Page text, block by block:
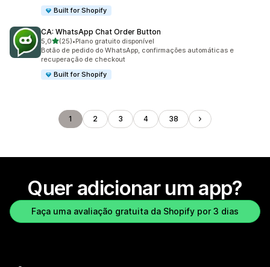
Built for Shopify
CA: WhatsApp Chat Order Button
5,0de 5 estrelas
(25)
25 avaliações ao todo
•Plano gratuito disponível
Botão de pedido do WhatsApp, confirmações automáticas e
recuperação de checkout
Built for Shopify
1 2 3 4 38
Quer adicionar um app?
Faça uma avaliação gratuita da Shopify por 3 dias